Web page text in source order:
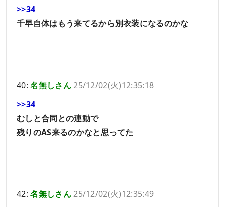
>>34
千早自体はもう来てるから別衣装になるのかな
40:名無しさん25/12/02(火)12:35:18
>>34
むしと合同との連動で
残りのAS来るのかなと思ってた
42:名無しさん25/12/02(火)12:35:49